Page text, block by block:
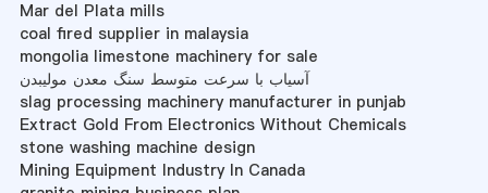
Mar del Plata mills
coal fired supplier in malaysia
mongolia limestone machinery for sale
آسیاب با سرعت متوسط ​​سنگ معدن مولیبدن
slag processing machinery manufacturer in punjab
Extract Gold From Electronics Without Chemicals
stone washing machine design
Mining Equipment Industry In Canada